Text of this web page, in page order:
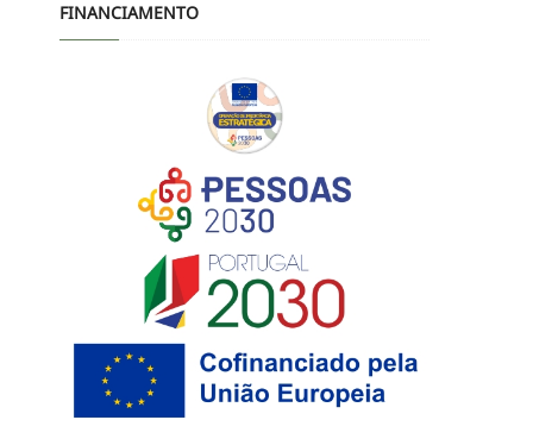
FINANCIAMENTO